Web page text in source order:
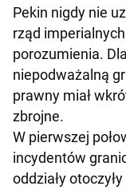
Pekin nigdy nie
rząd
porozumienia.
niepodważalną
prawny miał
zbrojne.
W pierwszej
incydentów
oddziały